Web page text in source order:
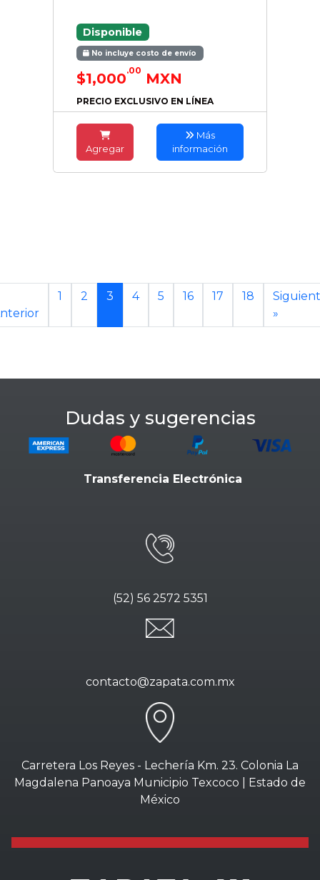
Disponible
No incluye costo de envío
$1,000.00 MXN
PRECIO EXCLUSIVO EN LÍNEA
Agregar
Más
información
1 2 3 4 5 16 17 18
»
Dudas y sugerencias
Transferencia Electrónica
(52) 56 2572 5351
contacto@zapata.com.mx
Carretera Los Reyes - Lechería Km. 23. Colonia La
Magdalena Panoaya Municipio Texcoco | Estado de
México